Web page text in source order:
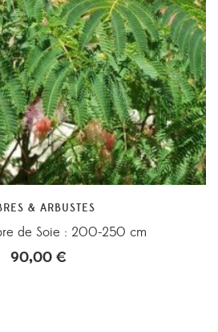
& ARBUSTES
de Soie : 200-250 cm
90,00 €